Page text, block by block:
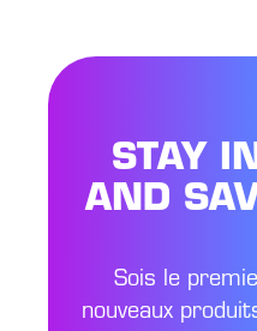
STAY
AND
Sois le
nouveaux